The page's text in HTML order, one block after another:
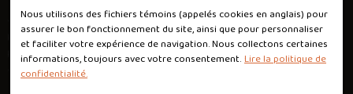
Nous utilisons des fichiers témoins (appelés cookies en anglais) pour
assurer le bon fonctionnement du site, ainsi que pour personnaliser
et faciliter votre expérience de navigation. Nous collectons certaines
informations, toujours avec votre consentement.Lire la politique de
confidentialité.
Conditions d'utilisation
Politique de confidentialité
Personnaliser les cookies
Conception :Ekloweb